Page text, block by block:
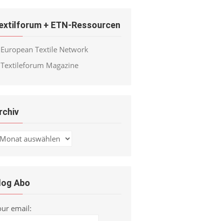
+ ETN-Ressourcen
European Textile Network
Textileforum Magazine
Abo
email: